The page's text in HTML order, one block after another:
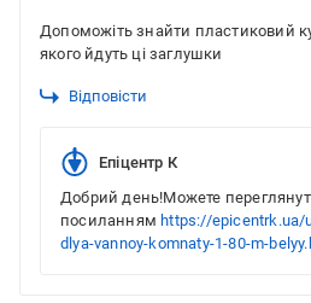
Допоможіть знайти пластиковий
якого йдуть ці заглушки
Відповісти
Епіцентр К
Добрий день!Можете
посиланням https://
dlya-vannoy-komnaty-1-80-m-